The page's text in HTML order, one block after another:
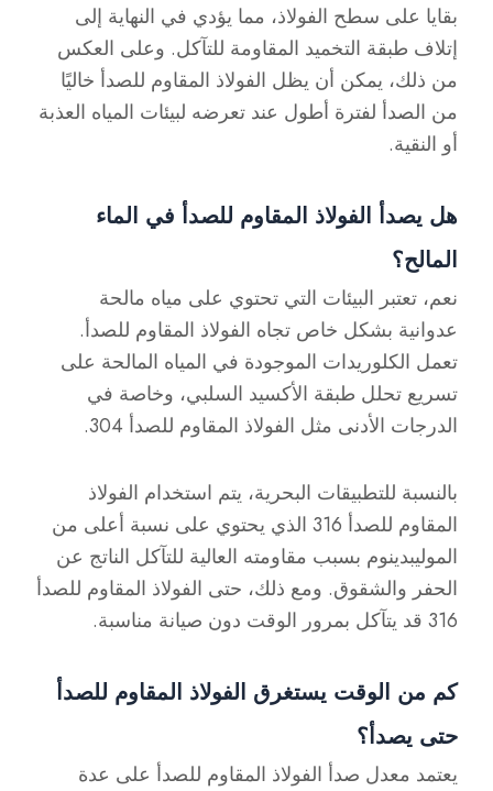
بقايا على سطح الفولاذ، مما يؤدي في النهاية إلى
إتلاف طبقة التخميد المقاومة للتآكل. وعلى العكس
من ذلك، يمكن أن يظل الفولاذ المقاوم للصدأ خاليًا
من الصدأ لفترة أطول عند تعرضه لبيئات المياه العذبة
أو النقية.
هل يصدأ الفولاذ المقاوم للصدأ في الماء
المالح؟
نعم، تعتبر البيئات التي تحتوي على مياه مالحة
عدوانية بشكل خاص تجاه الفولاذ المقاوم للصدأ.
تعمل الكلوريدات الموجودة في المياه المالحة على
تسريع تحلل طبقة الأكسيد السلبي، وخاصة في
الدرجات الأدنى مثل الفولاذ المقاوم للصدأ 304.
بالنسبة للتطبيقات البحرية، يتم استخدام الفولاذ
المقاوم للصدأ 316 الذي يحتوي على نسبة أعلى من
الموليبدينوم بسبب مقاومته العالية للتآكل الناتج عن
الحفر والشقوق. ومع ذلك، حتى الفولاذ المقاوم للصدأ
316 قد يتآكل بمرور الوقت دون صيانة مناسبة.
كم من الوقت يستغرق الفولاذ المقاوم للصدأ
حتى يصدأ؟
يعتمد معدل صدأ الفولاذ المقاوم للصدأ على عدة